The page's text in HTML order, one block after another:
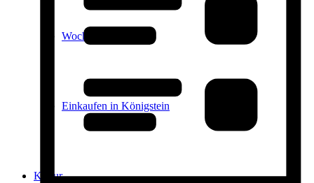
Wochenmarkt
Einkaufen in Königstein
Kultur